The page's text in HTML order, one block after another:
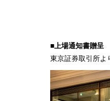
■上場通知書贈呈
東京証券取引所よ